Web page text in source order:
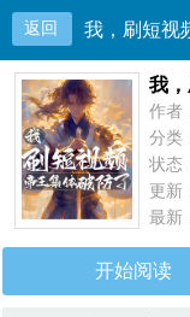
返回
我
作者
分类
状态
更新
最新
没建
开始阅读